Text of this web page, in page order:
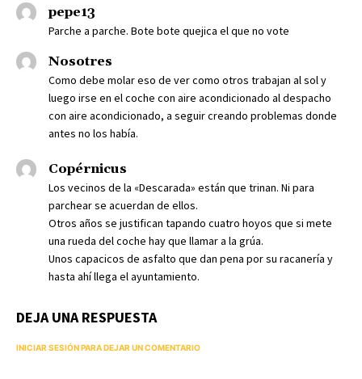
pepe13
Parche a parche. Bote bote quejica el que no vote
Nosotres
Como debe molar eso de ver como otros trabajan al sol y
luego irse en el coche con aire acondicionado al despacho
con aire acondicionado, a seguir creando problemas donde
antes no los había.
Copérnicus
Los vecinos de la «Descarada» están que trinan. Ni para
parchear se acuerdan de ellos.
Otros años se justifican tapando cuatro hoyos que si mete
una rueda del coche hay que llamar a la grúa.
Unos capacicos de asfalto que dan pena por su racanería y
hasta ahí llega el ayuntamiento.
DEJA UNA RESPUESTA
INICIAR SESIÓN PARA DEJAR UN COMENTARIO